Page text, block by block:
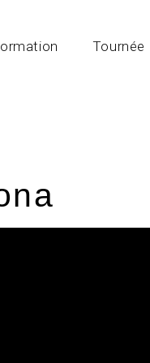
Tournée